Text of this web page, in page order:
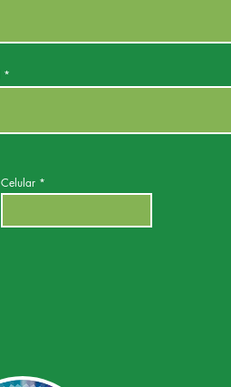
Celular